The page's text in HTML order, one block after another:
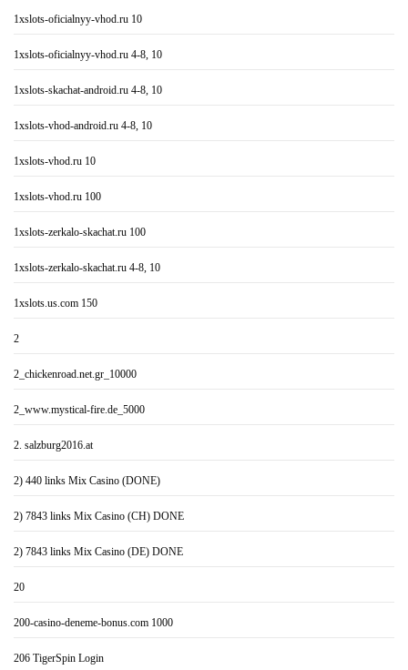
1xslots-oficialnyy-vhod.ru 10
1xslots-oficialnyy-vhod.ru 4-8, 10
1xslots-skachat-android.ru 4-8, 10
1xslots-vhod-android.ru 4-8, 10
1xslots-vhod.ru 10
1xslots-vhod.ru 100
1xslots-zerkalo-skachat.ru 100
1xslots-zerkalo-skachat.ru 4-8, 10
1xslots.us.com 150
2
2_chickenroad.net.gr_10000
2_www.mystical-fire.de_5000
2. salzburg2016.at
2) 440 links Mix Casino (DONE)
2) 7843 links Mix Casino (CH) DONE
2) 7843 links Mix Casino (DE) DONE
20
200-casino-deneme-bonus.com 1000
206 TigerSpin Login